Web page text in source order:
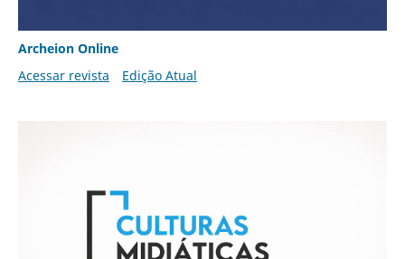
Archeion Online
Acessar revista
Edição Atual